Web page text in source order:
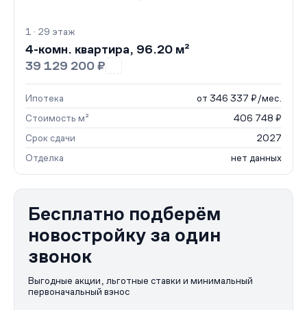
1 · 29 этаж
4-комн. квартира, 96.20 м²
39 129 200 ₽
Ипотека
от 346 337 ₽/мес.
Стоимость м²
406 748 ₽
Срок сдачи
2027
Отделка
нет данных
Бесплатно подберём
новостройку за один
звонок
Выгодные акции, льготные ставки и минимальный
первоначальный взнос